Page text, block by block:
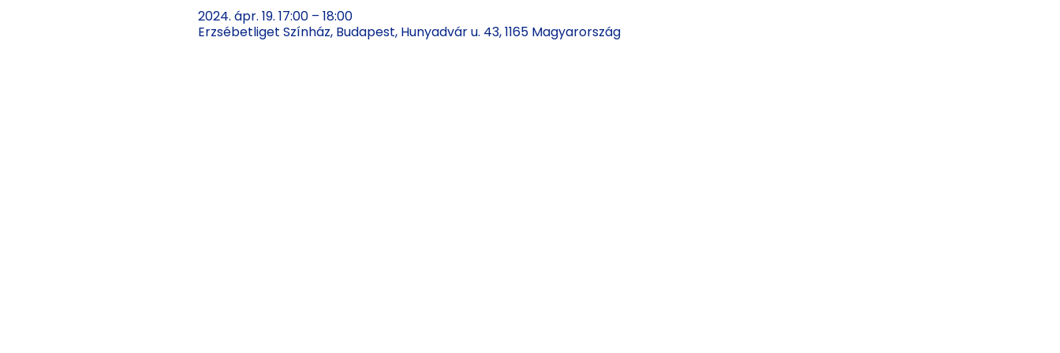
2024. ápr. 19. 17:00 – 18:00
Erzsébetliget Színház, Budapest, Hunyadvár u. 43, 1165 Magyarország